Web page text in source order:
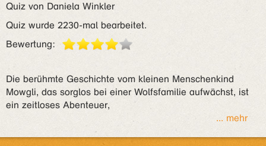
Quiz von Daniela Winkler
Quiz wurde 2230-mal bearbeitet.
Bewertung:
Die berühmte Geschichte vom kleinen Menschenkind
Mowgli, das sorglos bei einer Wolfsfamilie aufwächst, ist
ein zeitloses Abenteuer,
... mehr